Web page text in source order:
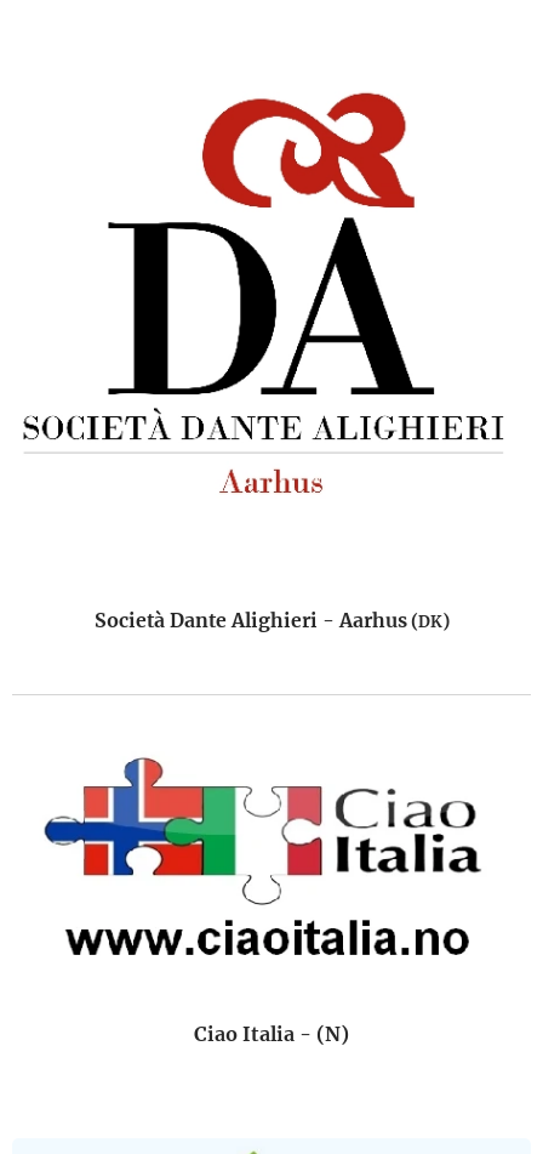
Società Dante Alighieri - Aarhus(DK)
Ciao Italia - (N)